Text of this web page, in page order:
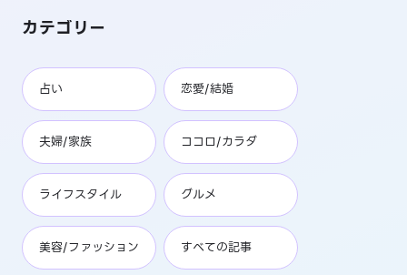
カテゴリー
占い 恋愛/結婚
夫婦/家族 ココロ/カラダ
ライフスタイル グルメ
美容/ファッション すべての記事